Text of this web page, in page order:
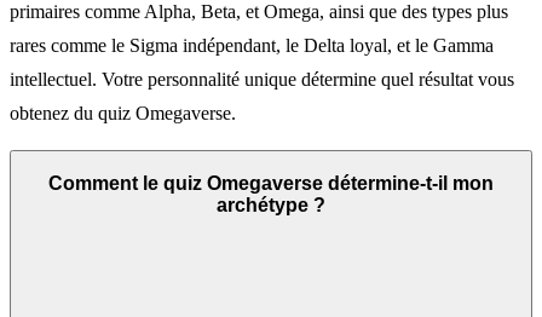
primaires comme Alpha, Beta, et Omega, ainsi que des types plus
rares comme le Sigma indépendant, le Delta loyal, et le Gamma
intellectuel. Votre personnalité unique détermine quel résultat vous
obtenez du quiz Omegaverse.
Comment le quiz Omegaverse détermine-t-il mon
archétype ?